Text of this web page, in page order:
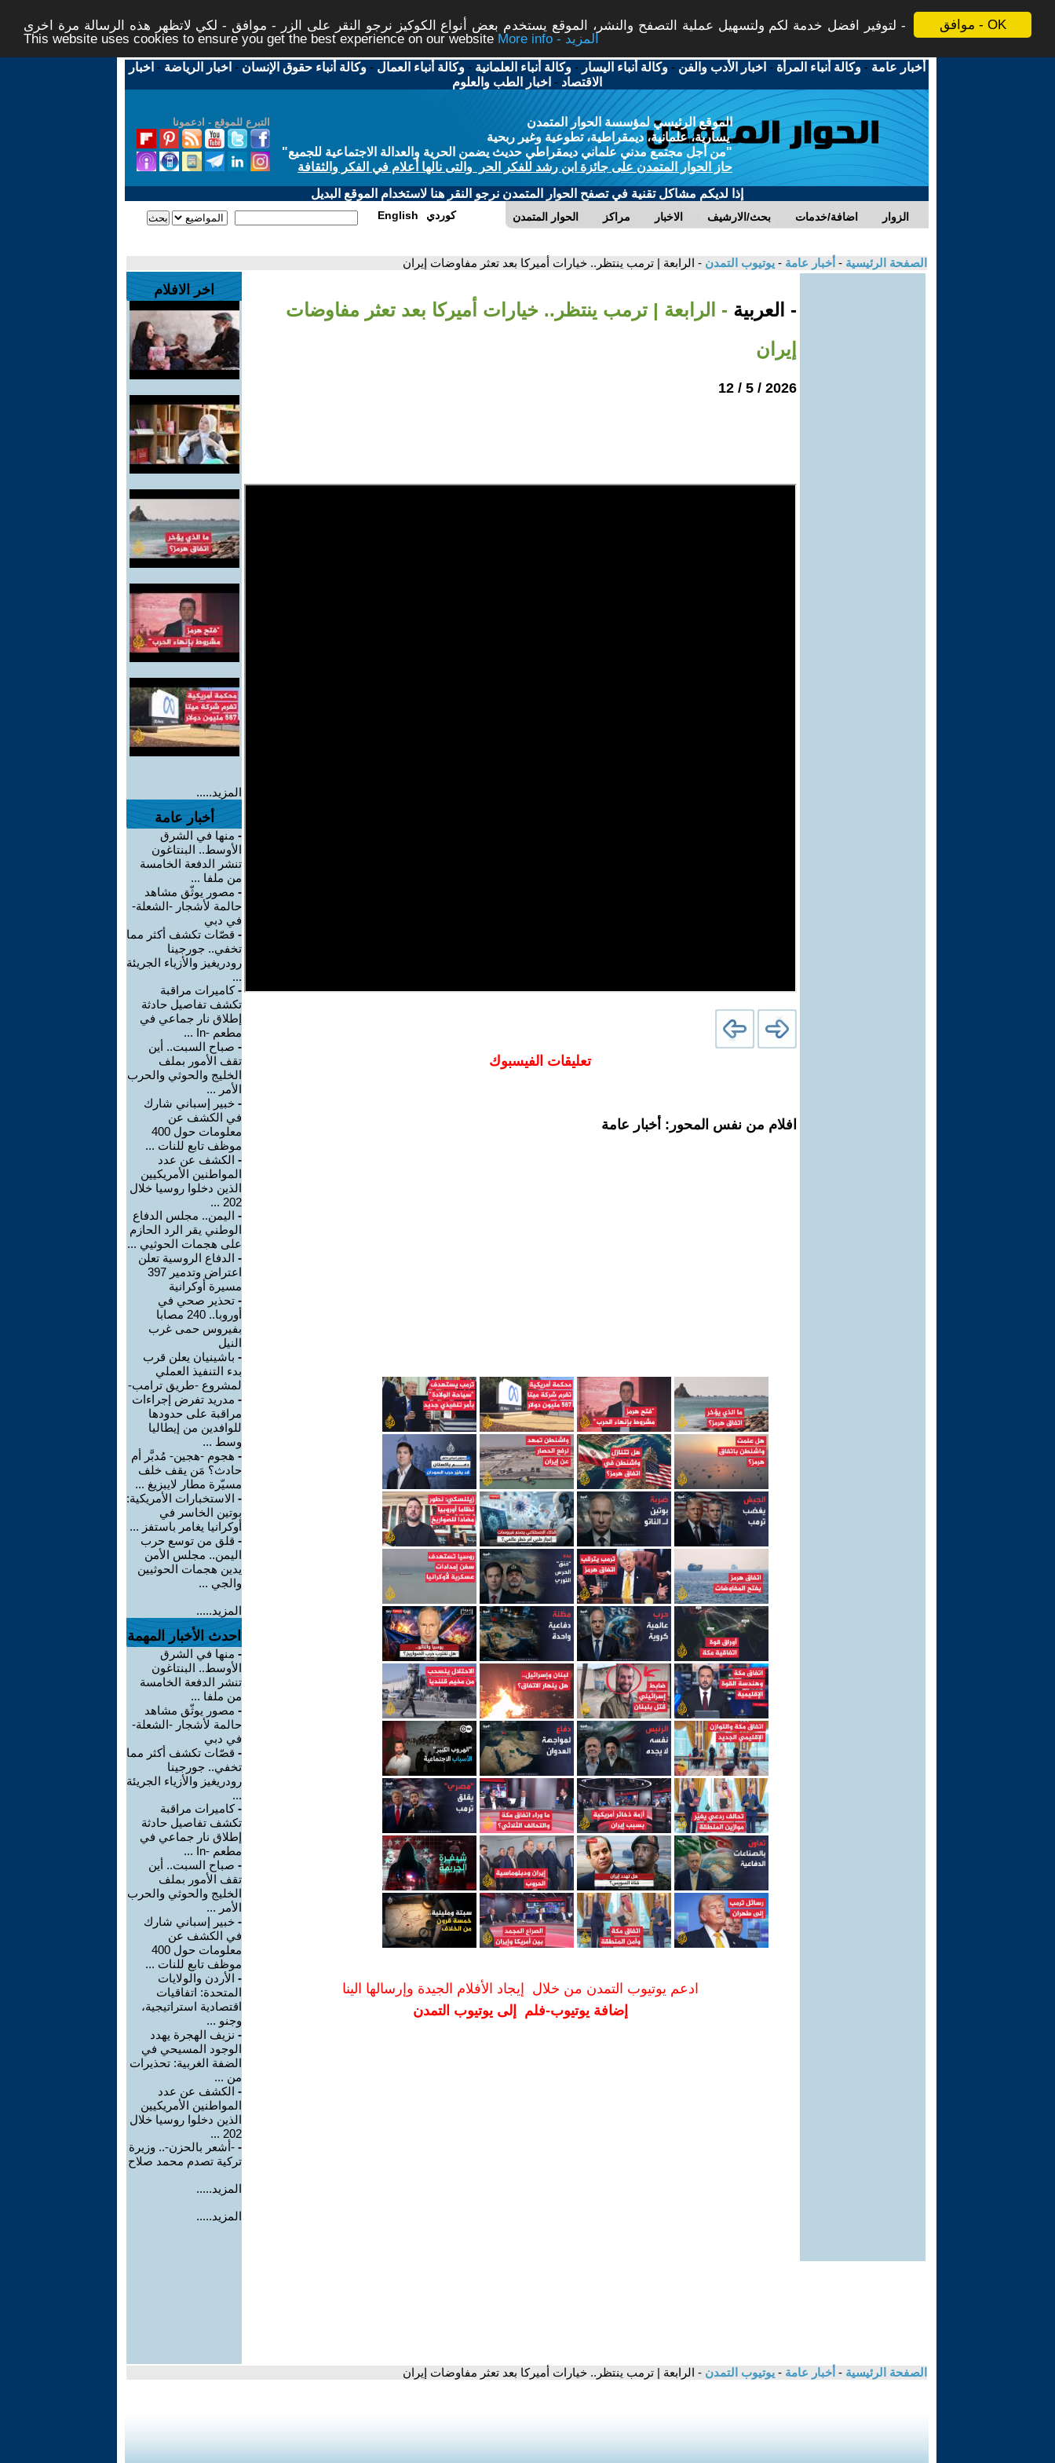
موافق - OK
لتوفير افضل خدمة لكم ولتسهيل عملية التصفح والنشر، الموقع يستخدم بعض أنواع الكوكيز نرجو النقر على الزر - موافق - لكي لاتظهر هذه الرسالة مرة اخرى -
This website uses cookies to ensure you get the best experience on our website
More info - المزيد
أخبار عامة -وكالة أنباء المرأة - اخبار الأدب والفن -وكالة أنباء اليسار -وكالة أنباء العلمانية -وكالة أنباء العمال -وكالة أنباء حقوق الإنسان - اخبار الرياضة - اخبار
الاقتصاد - اخبار الطب والعلوم
التبرع للموقع - ادعمونا
الموقع الرئيسي لمؤسسة الحوار المتمدن
يسارية، علمانية، ديمقراطية، تطوعية وغير ربحية
"من أجل مجتمع مدني علماني ديمقراطي حديث يضمن الحرية والعدالة الاجتماعية للجميع"
حاز الحوار المتمدن على جائزة ابن رشد للفكر الحر والتى نالها أعلام في الفكر والثقافة
إذا لديكم مشاكل تقنية في تصفح الحوار المتمدن نرجو النقر هنا لاستخدام الموقع البديل
الحوار المتمدن مراكز الاخبار بحث/الارشيف اضافة/خدمات الزوار English كوردي
الصفحة الرئيسية - أخبار عامة - يوتيوب التمدن - الرابعة | ترمب ينتظر.. خيارات أميركا بعد تعثر مفاوضات إيران
- العربية - الرابعة | ترمب ينتظر.. خيارات أميركا بعد تعثر مفاوضات
إيران
2026 / 5 / 12
تعليقات الفيسبوك
افلام من نفس المحور: أخبار عامة
ادعم يوتيوب التمدن من خلال إيجاد الأفلام الجيدة وإرسالها الينا
إضافة يوتيوب-فلم إلى يوتيوب التمدن
اخر الافلام
المزيد.....
أخبار عامة
- منها في الشرق
الأوسط.. البنتاغون
تنشر الدفعة الخامسة
من ملفا ...
- مصور يوثّق مشاهد
حالمة لأشجار -الشعلة-
في دبي
- قصّات تكشف أكثر مما
تخفي.. جورجينا
رودريغيز والأزياء الجريئة
...
-كاميرات مراقبة
تكشف تفاصيل حادثة
إطلاق نار جماعي في
مطعم -In ...
- صباح السبت.. أين
تقف الأمور بملف
الخليج والحوثي والحرب
الأمر ...
- خبير إسباني شارك
في الكشف عن
معلومات حول 400
موظف تابع للنات ...
- الكشف عن عدد
المواطنين الأمريكيين
الذين دخلوا روسيا خلال
202 ...
- اليمن.. مجلس الدفاع
الوطني يقر الرد الحازم
على هجمات الحوثيي ...
- الدفاع الروسية تعلن
اعتراض وتدمير 397
مسيرة أوكرانية
- تحذير صحي في
أوروبا.. 240 مصابا
بفيروس حمى غرب
النيل
- باشينيان يعلن قرب
بدء التنفيذ العملي
لمشروع -طريق ترامب-
- مدريد تفرض إجراءات
مراقبة على حدودها
للوافدين من إيطاليا
وسط ...
- هجوم -هجين- مُدبَّر أم
حادث؟ مَن يقف خلف
مسيّرة مطار لايبزيغ ...
- الاستخبارات الأمريكية:
بوتين الخاسر في
أوكرانيا يغامر باستفز ...
- قلق من توسع حرب
اليمن.. مجلس الأمن
يدين هجمات الحوثيين
والجي ...
المزيد.....
احدث الأخبار المهمة
- منها في الشرق
الأوسط.. البنتاغون
تنشر الدفعة الخامسة
من ملفا ...
- مصور يوثّق مشاهد
حالمة لأشجار -الشعلة-
في دبي
- قصّات تكشف أكثر مما
تخفي.. جورجينا
رودريغيز والأزياء الجريئة
...
-كاميرات مراقبة
تكشف تفاصيل حادثة
إطلاق نار جماعي في
مطعم -In ...
- صباح السبت.. أين
تقف الأمور بملف
الخليج والحوثي والحرب
الأمر ...
- خبير إسباني شارك
في الكشف عن
معلومات حول 400
موظف تابع للنات ...
- الأردن والولايات
المتحدة: اتفاقيات
اقتصادية استراتيجية،
وجنو ...
- نزيف الهجرة يهدد
الوجود المسيحي في
الضفة الغربية: تحذيرات
من ...
- الكشف عن عدد
المواطنين الأمريكيين
الذين دخلوا روسيا خلال
202 ...
- -أشعر بالحزن-.. وزيرة
تركية تصدم محمد صلاح
المزيد.....
المزيد.....
الصفحة الرئيسية - أخبار عامة - يوتيوب التمدن - الرابعة | ترمب ينتظر.. خيارات أميركا بعد تعثر مفاوضات إيران